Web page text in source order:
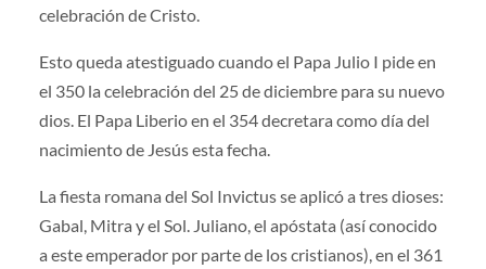
celebración de Cristo.
Esto queda atestiguado cuando el Papa Julio I pide en
el 350 la celebración del 25 de diciembre para su nuevo
dios. El Papa Liberio en el 354 decretara como día del
nacimiento de Jesús esta fecha.
La fiesta romana del Sol Invictus se aplicó a tres dioses:
Gabal, Mitra y el Sol. Juliano, el apóstata (así conocido
a este emperador por parte de los cristianos), en el 361